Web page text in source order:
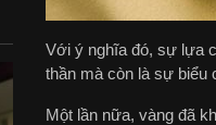
Với ý nghĩa đó, sự lựa
thần mà còn là sự
Một lần nữa, vàng đã